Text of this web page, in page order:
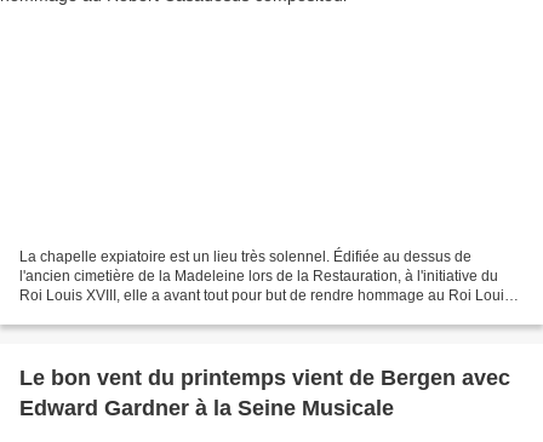
La chapelle expiatoire est un lieu très solennel. Édifiée au dessus de
l'ancien cimetière de la Madeleine lors de la Restauration, à l'initiative du
Roi Louis XVIII, elle a avant tout pour but de rendre hommage au Roi Louis
Le bon vent du printemps vient de Bergen avec
Edward Gardner à la Seine Musicale